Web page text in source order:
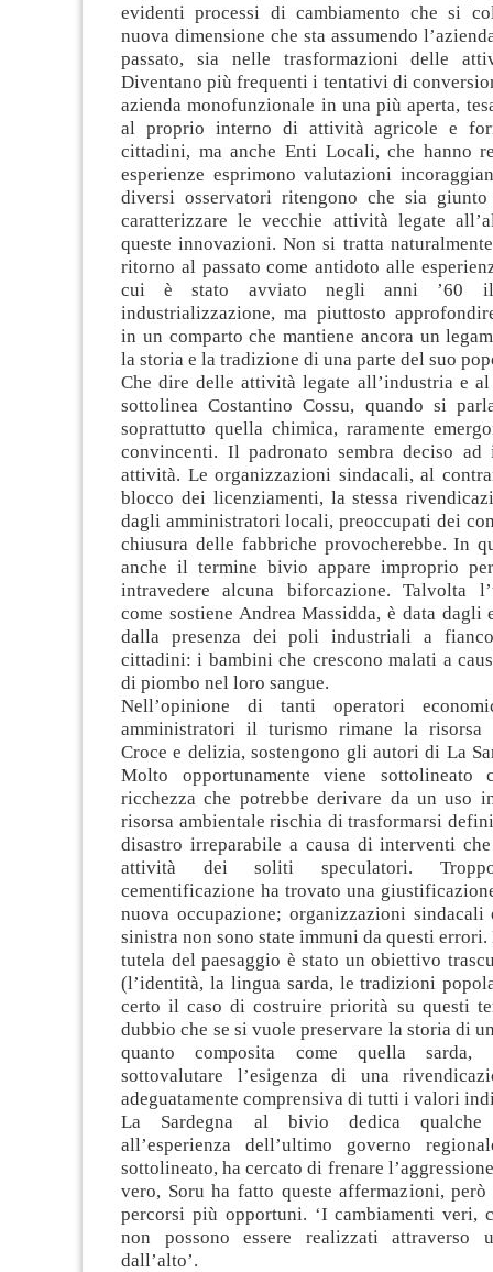
evidenti processi di cambiamento che si
nuova dimensione che sta assumendo
passato, sia nelle trasformazioni delle
Diventano più frequenti i tentativi di
azienda monofunzionale in una più aperta,
al proprio interno di attività agricole e
cittadini, ma anche Enti Locali, che hanno
esperienze esprimono valutazioni
diversi osservatori ritengono che sia
caratterizzare le vecchie attività legate
queste innovazioni. Non si tratta
ritorno al passato come antidoto alle
cui è stato avviato negli anni ’60
industrializzazione, ma piuttosto
in un comparto che mantiene ancora un
la storia e la tradizione di una parte del suo
Che dire delle attività legate all’industria e al
sottolinea Costantino Cossu, quando si
soprattutto quella chimica, raramente
convincenti. Il padronato sembra deciso ad
attività. Le organizzazioni sindacali, al
blocco dei licenziamenti, la stessa
dagli amministratori locali, preoccupati dei
chiusura delle fabbriche provocherebbe. In
anche il termine bivio appare improprio
intravedere alcuna biforcazione. Talvolta
come sostiene Andrea Massidda, è data
dalla presenza dei poli industriali a
cittadini: i bambini che crescono malati a
di piombo nel loro sangue.
Nell’opinione di tanti operatori
amministratori il turismo rimane la risorsa
Croce e delizia, sostengono gli autori di La
Molto opportunamente viene sottolineato
ricchezza che potrebbe derivare da un uso
risorsa ambientale rischia di trasformarsi
disastro irreparabile a causa di interventi
attività dei soliti speculatori.
cementificazione ha trovato una
nuova occupazione; organizzazioni
sinistra non sono state immuni da questi errori.
tutela del paesaggio è stato un obiettivo
(l’identità, la lingua sarda, le tradizioni
certo il caso di costruire priorità su questi
dubbio che se si vuole preservare la storia di
quanto composita come quella sarda,
sottovalutare l’esigenza di una
adeguatamente comprensiva di tutti i valori
La Sardegna al bivio dedica qualche
all’esperienza dell’ultimo governo
sottolineato, ha cercato di frenare
vero, Soru ha fatto queste affermazioni,
percorsi più opportuni. ‘I cambiamenti veri,
non possono essere realizzati attraverso
dall’alto’.